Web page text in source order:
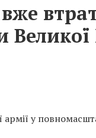
Великої
у